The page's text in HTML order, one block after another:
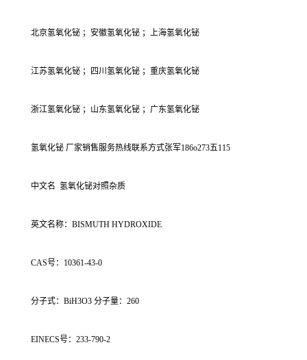
北京氢氧化铋 ；安徽氢氧化铋 ；上海氢氧化铋
江苏氢氧化铋 ；四川氢氧化铋 ；重庆氢氧化铋
浙江氢氧化铋 ；山东氢氧化铋 ；广东氢氧化铋
氢氧化铋 厂家销售服务热线联系方式张军186o273五115
中文名 氢氧化铋对照杂质
英文名称：BISMUTH HYDROXIDE
CAS号：10361-43-0
分子式：BiH3O3 分子量：260
EINECS号：233-790-2